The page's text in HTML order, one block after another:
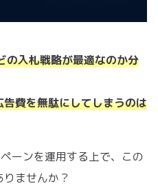
の入札戦略が最適なのか分
費を無駄にしてしまうのは
ーンを運用する上で、この
ませんか？